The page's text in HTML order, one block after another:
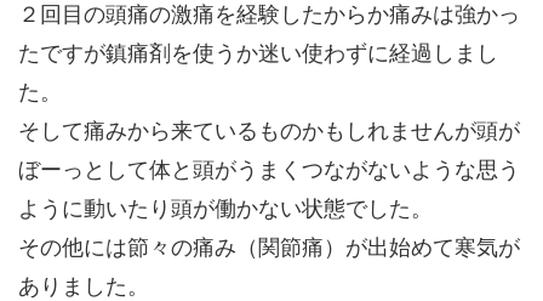
２回目の頭痛の激痛を経験したからか痛みは強かっ
たですが鎮痛剤を使うか迷い使わずに経過しまし
た。
そして痛みから来ているものかもしれませんが頭が
ぼーっとして体と頭がうまくつながないような思う
ように動いたり頭が働かない状態でした。
その他には節々の痛み（関節痛）が出始めて寒気が
ありました。